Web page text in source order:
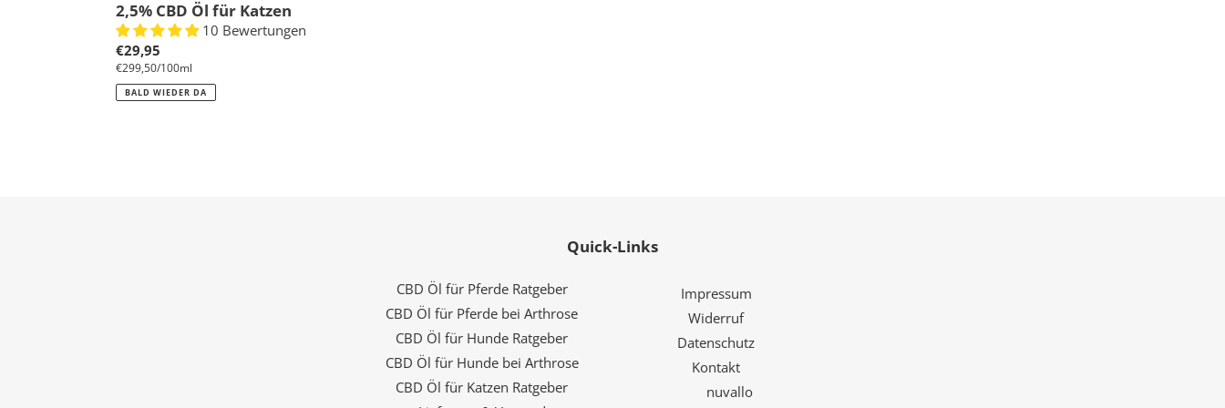
2,5% CBD Öl für Katzen
10 Bewertungen
Normaler
Preis
€29,95
Einzelpreis
€299,50/pro
100ml
BALD WIEDER DA
Quick-Links
CBD Öl für Pferde Ratgeber
CBD Öl für Pferde bei Arthrose
CBD Öl für Hunde Ratgeber
CBD Öl für Hunde bei Arthrose
CBD Öl für Katzen Ratgeber
Impressum
Widerruf
Datenschutz
Kontakt
nuvallo